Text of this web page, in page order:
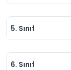
5. Sınıf
6. Sınıf